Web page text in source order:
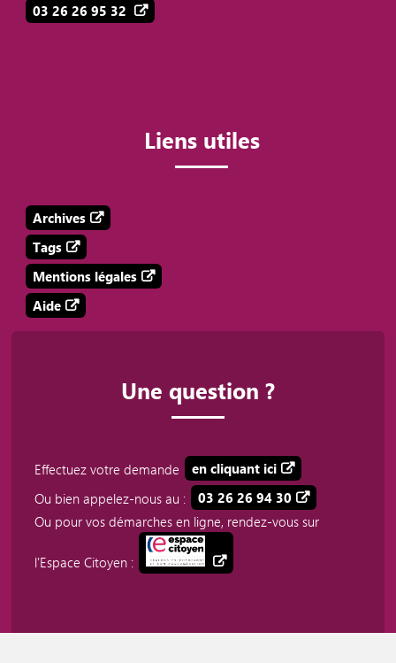
03 26 26 95 32
Liens utiles
Archives
Tags
Mentions légales
Aide
Une question ?
Effectuez votre demande
en cliquant ici
Ou bien appelez-nous au :
03 26 26 94 30
Ou pour vos démarches en ligne, rendez-vous sur
l'Espace Citoyen :